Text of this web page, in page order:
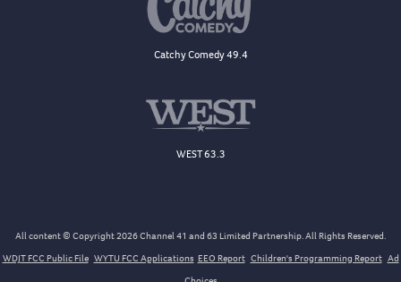
Catchy Comedy 49.4
WEST 63.3
All content © Copyright 2026 Channel 41 and 63 Limited Partnership. All Rights Reserved.
WDJT FCC Public File WYTU FCC Applications EEO Report Children's Programming Report Ad